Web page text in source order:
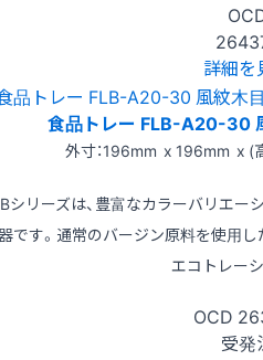
詳細を
食品トレー FLB-A20-30
外寸：196mm x 196mm x (
シリーズは、豊富なカラーバリエ
です。通常のバージン原料を使用
エコトレー
OCD
受発